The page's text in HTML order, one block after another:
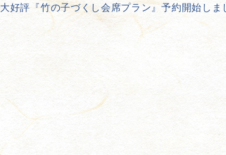
大好評『竹の子づくし会席プラン』予約開始しま